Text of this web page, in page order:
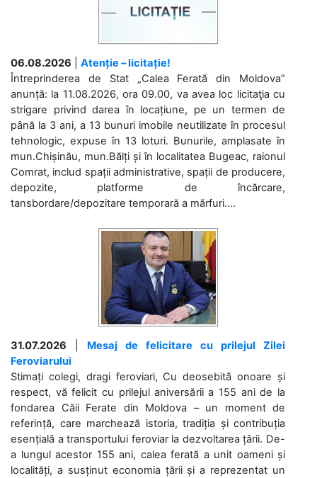
06.08.2026
Atenție – licitație!
Întreprinderea de Stat „Calea Ferată din Moldova”
anunță: la 11.08.2026, ora 09.00, va avea loc licitaţia cu
strigare privind darea în locațiune, pe un termen de
până la 3 ani, a 13 bunuri imobile neutilizate în procesul
tehnologic, expuse în 13 loturi. Bunurile, amplasate în
mun.Chișinău, mun.Bălți și în localitatea Bugeac, raionul
Comrat, includ spații administrative, spații de producere,
depozite, platforme de încărcare,
tansbordare/depozitare temporară a mărfuri....
31.07.2026
Mesaj de felicitare cu prilejul Zilei
Feroviarului
Stimați colegi, dragi feroviari, Cu deosebită onoare și
respect, vă felicit cu prilejul aniversării a 155 ani de la
fondarea Căii Ferate din Moldova – un moment de
referință, care marchează istoria, tradiția și contribuția
esențială a transportului feroviar la dezvoltarea țării. De-
a lungul acestor 155 ani, calea ferată a unit oameni și
localități, a susținut economia țării și a reprezentat un